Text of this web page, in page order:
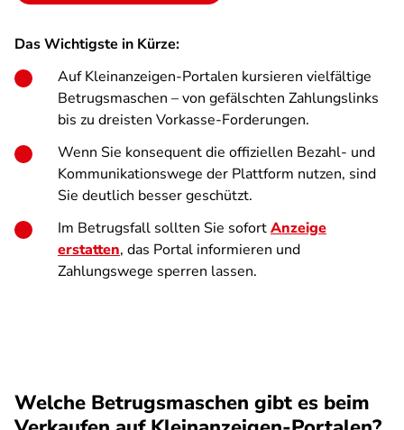
Das Wichtigste in Kürze:
Auf Kleinanzeigen-Portalen kursieren vielfältige
Betrugsmaschen – von gefälschten Zahlungslinks
bis zu dreisten Vorkasse-Forderungen.
Wenn Sie konsequent die offiziellen Bezahl- und
Kommunikationswege der Plattform nutzen, sind
Sie deutlich besser geschützt.
Im Betrugsfall sollten Sie sofortAnzeige
erstatten, das Portal informieren und
Zahlungswege sperren lassen.
Welche Betrugsmaschen gibt es beim